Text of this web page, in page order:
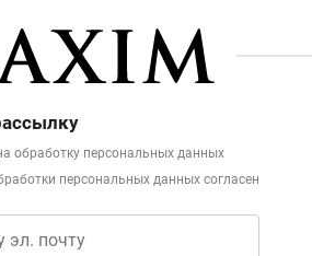
обработку персональных данных
персональных данных согласен